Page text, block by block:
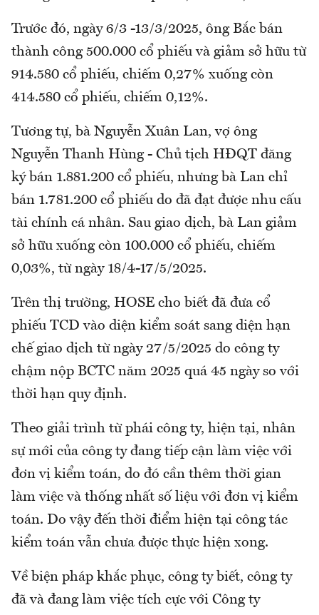
Trước đó, ngày 6/3 -13/3/2025, ông Bắc bán
thành công 500.000 cổ phiếu và giảm sở hữu từ
914.580 cổ phiếu, chiếm 0,27% xuống còn
414.580 cổ phiếu, chiếm 0,12%.
Tương tự, bà Nguyễn Xuân Lan, vợ ông
Nguyễn Thanh Hùng - Chủ tịch HĐQT đăng
ký bán 1.881.200 cổ phiếu, nhưng bà Lan chỉ
bán 1.781.200 cổ phiếu do đã đạt được nhu cấu
tài chính cá nhân. Sau giao dịch, bà Lan giảm
sở hữu xuống còn 100.000 cổ phiếu, chiếm
0,03%, từ ngày 18/4-17/5/2025.
Trên thị trường, HOSE cho biết đã đưa cổ
phiếu TCD vào diện kiểm soát sang diện hạn
chế giao dịch từ ngày 27/5/2025 do công ty
chậm nộp BCTC năm 2025 quá 45 ngày so với
thời hạn quy định.
Theo giải trình từ phái công ty, hiện tại, nhân
sự mới của công ty đang tiếp cận làm việc với
đơn vị kiểm toán, do đó cần thêm thời gian
làm việc và thống nhất số liệu với đơn vị kiểm
toán. Do vậy đến thời điểm hiện tại công tác
kiểm toán vẫn chưa được thực hiện xong.
Về biện pháp khắc phục, công ty biết, công ty
đã và đang làm việc tích cực với Công ty